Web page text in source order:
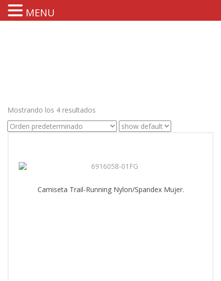
Mostrando los 4 resultados
Camiseta Trail-Running Nylon/Spandex Mujer.
MENU